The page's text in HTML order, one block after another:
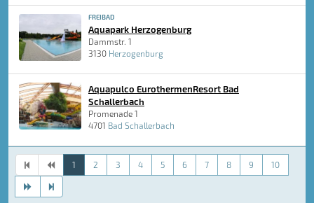
FREIBAD
Aquapark Herzogenburg
Dammstr. 1
3130 Herzogenburg
Aquapulco EurothermenResort Bad
Schallerbach
Promenade 1
4701 Bad Schallerbach
1 2 3 4 5 6 7 8 9 10